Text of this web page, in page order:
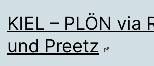
KIEL – PLÖN via
und Preetz